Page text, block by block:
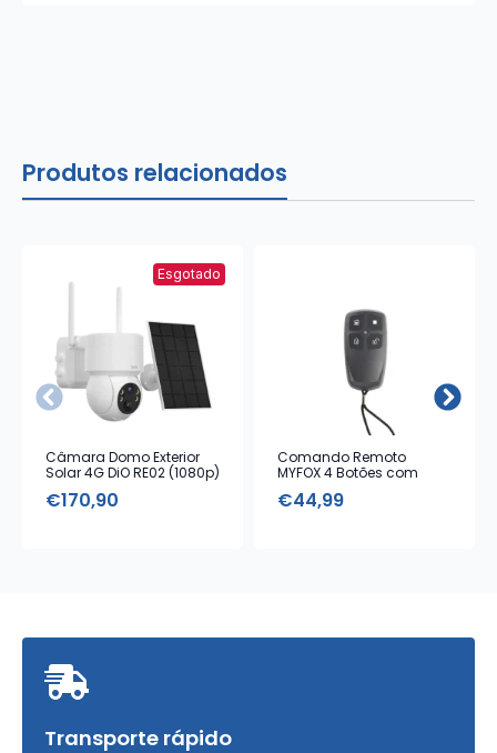
Produtos relacionados
Esgotado
Câmara Domo Exterior
Solar 4G DiO RE02 (1080p)
€170,90
Comando Remoto
MYFOX 4 Botões com
€44,99
Transporte rápido